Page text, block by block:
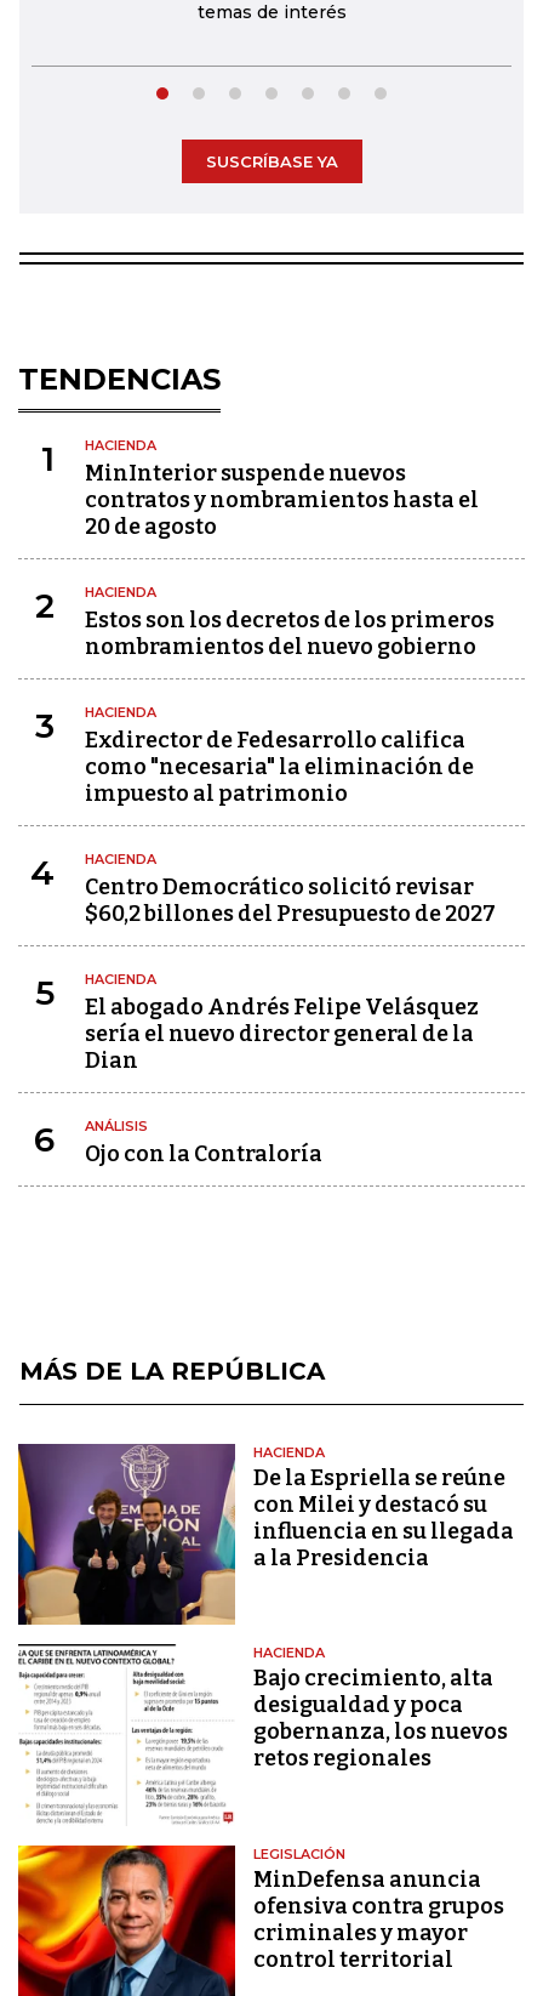
temas de interés
SUSCRÍBASE YA
TENDENCIAS
1 HACIENDA
MinInterior suspende nuevos
contratos y nombramientos hasta el
20 de agosto
2 HACIENDA
Estos son los decretos de los primeros
nombramientos del nuevo gobierno
3 HACIENDA
Exdirector de Fedesarrollo califica
como "necesaria" la eliminación de
impuesto al patrimonio
4 HACIENDA
Centro Democrático solicitó revisar
$60,2 billones del Presupuesto de 2027
5 HACIENDA
El abogado Andrés Felipe Velásquez
sería el nuevo director general de la
Dian
6 ANÁLISIS
Ojo con la Contraloría
MÁS DE LA REPÚBLICA
HACIENDA
De la Espriella se reúne
con Milei y destacó su
influencia en su llegada
a la Presidencia
HACIENDA
Bajo crecimiento, alta
desigualdad y poca
gobernanza, los nuevos
retos regionales
LEGISLACIÓN
MinDefensa anuncia
ofensiva contra grupos
criminales y mayor
control territorial